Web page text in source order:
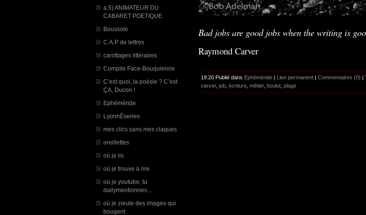
a.5) ANIMATEUR DU
CABARET POETIQUE
Boussole
C.A.P de lettres
carottages littéraires
Compile Face-Bouquienne
C’est quoi, la poésie ? C’est
ÇA, Ducon !
Ephéméride
LyonnÈseries
mes clics sans mes claques
oreillettes
où je lis
où je trouve à rire
où je youtube, tu
dailymentionnes...
où je zieute des images qui
bougent
Bad jobs are good jobs when the writing is
Raymond Carver
19:20 Publié dans Ephéméride Lien permanent Commentaires (0) |
carver, job, écriture, métier, boulot, plage